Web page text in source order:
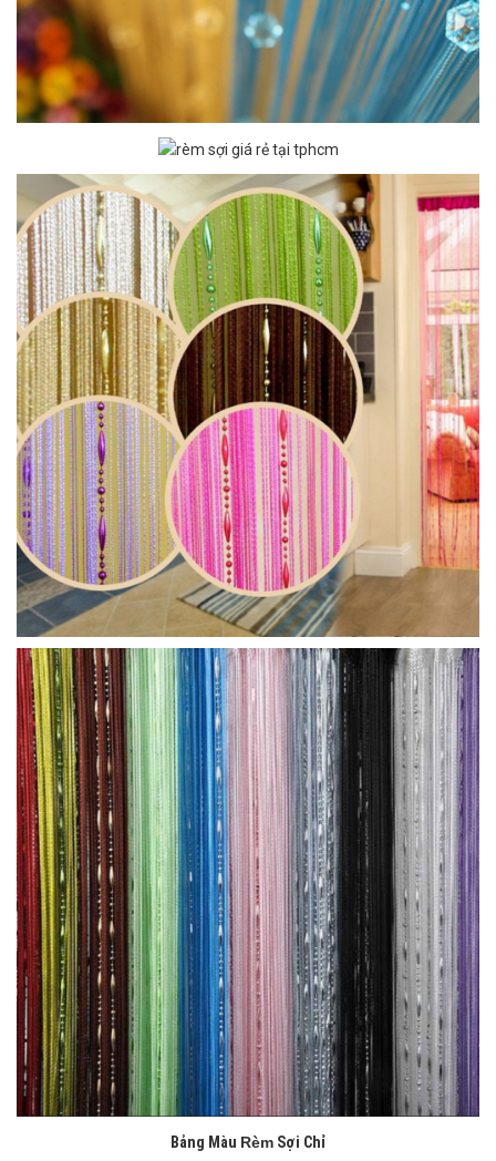
Bảng Màu Rèm Sợi Chỉ